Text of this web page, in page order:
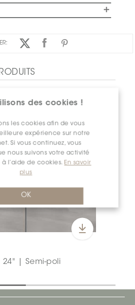
des cookies !
les cookies afin de vous
expérience sur notre
Si vous continuez, vous
nous suivons votre activité
à l’aide de cookies. En savoir
plus
OK
24" | Semi-poli